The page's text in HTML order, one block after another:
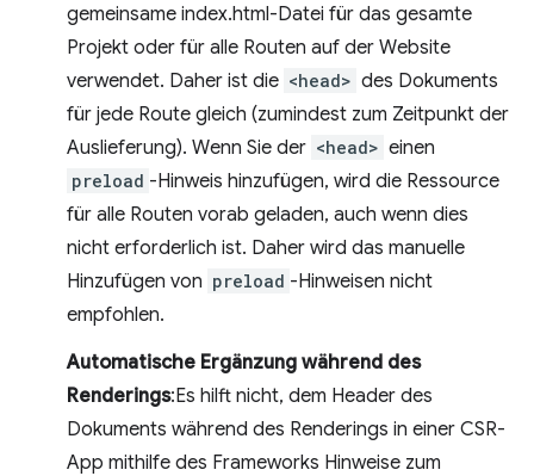
gemeinsame index.html-Datei für das gesamte
Projekt oder für alle Routen auf der Website
verwendet. Daher ist die <head> des Dokuments
für jede Route gleich (zumindest zum Zeitpunkt der
Auslieferung). Wenn Sie der <head> einen
preload -Hinweis hinzufügen, wird die Ressource
für alle Routen vorab geladen, auch wenn dies
nicht erforderlich ist. Daher wird das manuelle
Hinzufügen von preload -Hinweisen nicht
empfohlen.
Automatische Ergänzung während des
Renderings:Es hilft nicht, dem Header des
Dokuments während des Renderings in einer CSR-
App mithilfe des Frameworks Hinweise zum